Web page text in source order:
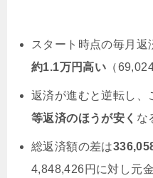
スタート時点の毎月
約1.1万円高い （
返済が進むと逆転し、
等返済のほうが安く な
総返済額の差は
4,848,426円に対し元